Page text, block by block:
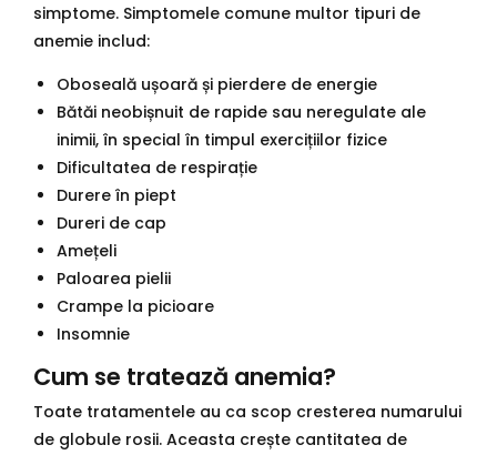
simptome. Simptomele comune multor tipuri de
anemie includ:
Oboseală ușoară și pierdere de energie
Bătăi neobișnuit de rapide sau neregulate ale
inimii, în special în timpul exercițiilor fizice
Dificultatea de respirație
Durere în piept
Dureri de cap
Amețeli
Paloarea pielii
Crampe la picioare
Insomnie
Cum se tratează anemia?
Toate tratamentele au ca scop cresterea numarului
de globule rosii. Aceasta crește cantitatea de